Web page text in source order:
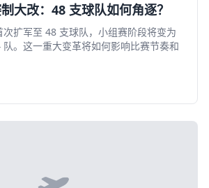
大改：48 支球队如何角逐？
扩军至 48 支球队，小组赛阶段将变为
。这一重大变革将如何影响比赛节奏和